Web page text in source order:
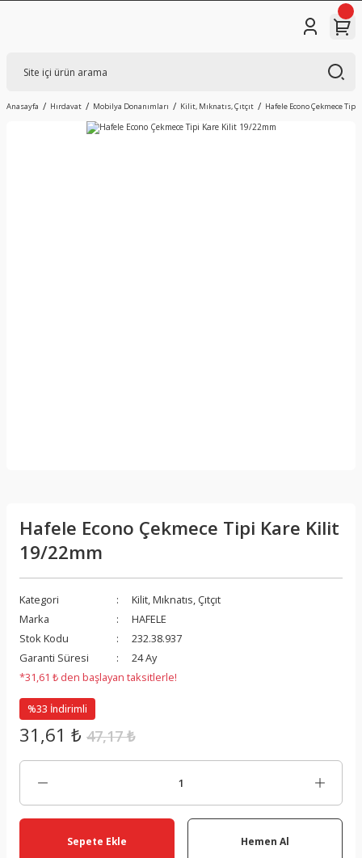
Anasayfa Hırdavat Mobilya Donanımları Kilit, Mıknatıs, Çıtçıt Hafele Econo Çekmece
Hafele Econo Çekmece Tipi Kare Kilit
19/22mm
Kategori
Kilit, Mıknatıs, Çıtçıt
Marka
HAFELE
Stok Kodu
232.38.937
Garanti Süresi
24 Ay
*31,61 ₺ den başlayan taksitlerle!
%33 İndirimli
31,61 ₺ 47,17 ₺
Sepete Ekle Hemen Al